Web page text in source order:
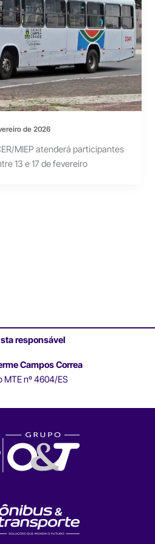
de 2026
MIEP atenderá participantes
13 e 17 de fevereiro
responsável
Campos Correa
MTE nº 4604/ES